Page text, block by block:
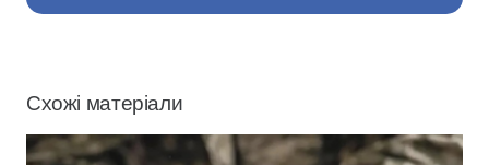
Схожі матеріали